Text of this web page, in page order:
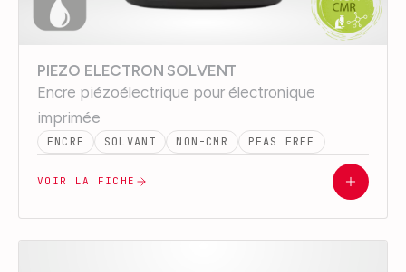
PIEZO ELECTRON SOLVENT
Encre piézoélectrique pour électronique
imprimée
ENCRE SOLVANT NON-CMR PFAS FREE
VOIR LA FICHE